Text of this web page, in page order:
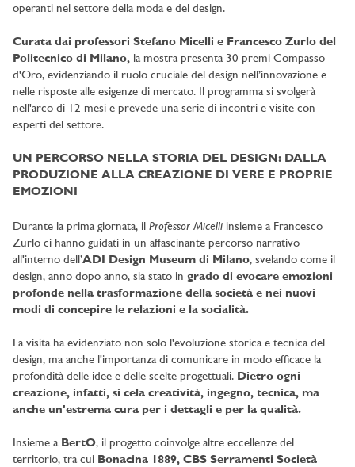
operanti nel settore della moda e del design.
Curata dai professori Stefano Micelli e Francesco Zurlo del
Politecnico di Milano, la mostra presenta 30 premi Compasso
d'Oro, evidenziando il ruolo cruciale del design nell’innovazione e
nelle risposte alle esigenze di mercato. Il programma si svolgerà
nell'arco di 12 mesi e prevede una serie di incontri e visite con
esperti del settore.
UN PERCORSO NELLA STORIA DEL DESIGN: DALLA
PRODUZIONE ALLA CREAZIONE DI VERE E PROPRIE
EMOZIONI
Durante la prima giornata, il Professor Micelli insieme a Francesco
Zurlo ci hanno guidati in un affascinante percorso narrativo
all'interno dell’ADI Design Museum di Milano, svelando come il
design, anno dopo anno, sia stato in grado di evocare emozioni
profonde nella trasformazione della società e nei nuovi
modi di concepire le relazioni e la socialità.
La visita ha evidenziato non solo l'evoluzione storica e tecnica del
design, ma anche l'importanza di comunicare in modo efficace la
profondità delle idee e delle scelte progettuali. Dietro ogni
creazione, infatti, si cela creatività, ingegno, tecnica, ma
anche un'estrema cura per i dettagli e per la qualità.
Insieme a BertO, il progetto coinvolge altre eccellenze del
territorio, tra cui Bonacina 1889, CBS Serramenti Società